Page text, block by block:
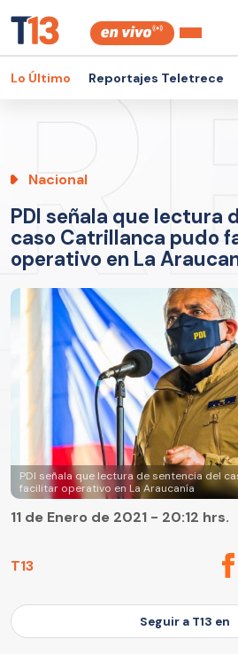
Lo Último Reportajes Teletrece
Nacional
PDI señala que lectura
caso Catrillanca pudo
operativo en La
PDI señala que lectura de sentencia del
facilitar operativo en La Araucanía
T13
11 de Enero de 2021 - 20:12 hrs.
Seguir a T13 en